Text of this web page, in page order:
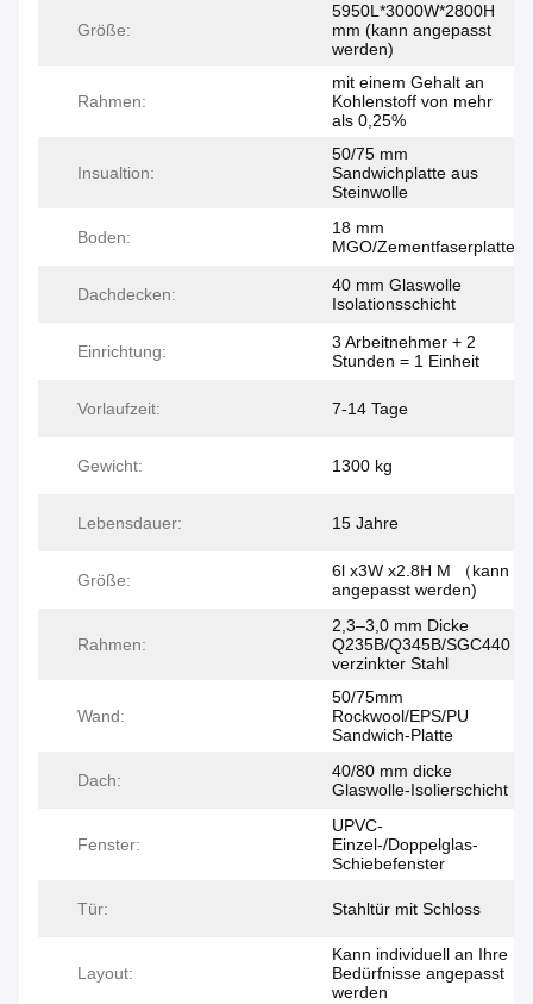
Größe:
5950L*3000W*2800H
mm (kann angepasst
werden)
Rahmen:
mit einem Gehalt an
Kohlenstoff von mehr
als 0,25%
Insualtion:
50/75 mm
Sandwichplatte aus
Steinwolle
Boden:
18 mm
MGO/Zementfaserplatte
Dachdecken:
40 mm Glaswolle
Isolationsschicht
Einrichtung:
3 Arbeitnehmer + 2
Stunden = 1 Einheit
Vorlaufzeit: 7-14 Tage
Gewicht: 1300 kg
Lebensdauer: 15 Jahre
Größe:
6l x3W x2.8H M （kann
angepasst werden)
Rahmen:
2,3–3,0 mm Dicke
Q235B/Q345B/SGC440
verzinkter Stahl
Wand:
50/75mm
Rockwool/EPS/PU
Sandwich-Platte
Dach:
40/80 mm dicke
Glaswolle-Isolierschicht
Fenster:
UPVC-
Einzel-/Doppelglas-
Schiebefenster
Tür: Stahltür mit Schloss
Layout:
Kann individuell an Ihre
Bedürfnisse angepasst
werden